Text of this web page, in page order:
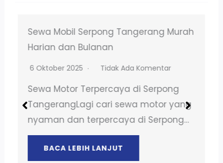
Sewa Mobil Serpong Tangerang Murah
Harian dan Bulanan
6 Oktober 2025 Tidak Ada Komentar
Sewa Motor Terpercaya di Serpong
TangerangLagi cari sewa motor yang
nyaman dan terpercaya di Serpong…
BACA LEBIH LANJUT